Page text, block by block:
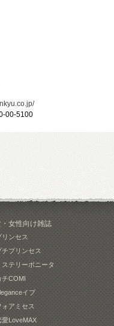
00-5100
・女性向け雑誌
リンセス
チプリンセス
ステリーボニータ
チCOMI
イブ
ォアミセス
愛LoveMAX